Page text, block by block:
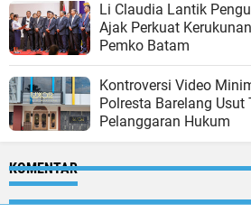
Li Claudia Lantik
Ajak Perkuat
Pemko Batam
Kontroversi Video
Polresta Barelang Usut
Pelanggaran Hukum
KOMENTAR